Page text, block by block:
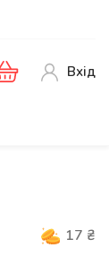
Вхід
17 ₴